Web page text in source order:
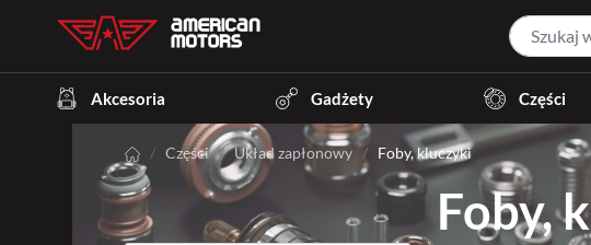
Akcesoria Gadżety Części
Części Układ zapłonowy Foby, kluczyki
Foby,